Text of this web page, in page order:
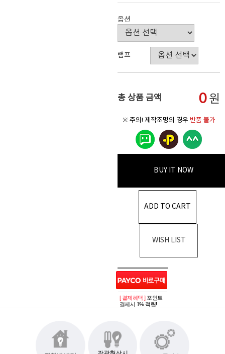
옵션
램프
총 상품 금액 0원
※ 주의! 제작조명의 경우 반품 불가
BUY IT NOW
ADD TO CART
WISH LIST
[ 결제혜택 ] 포인트
결제시 1% 적립!